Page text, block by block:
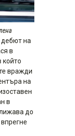
на
в
който
вражди
на
в
до